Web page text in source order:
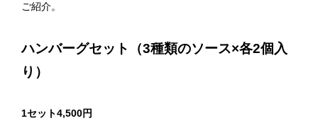
ご紹介。
ハンバーグセット（3種類のソース×各2個入
り）
1セット4,500円